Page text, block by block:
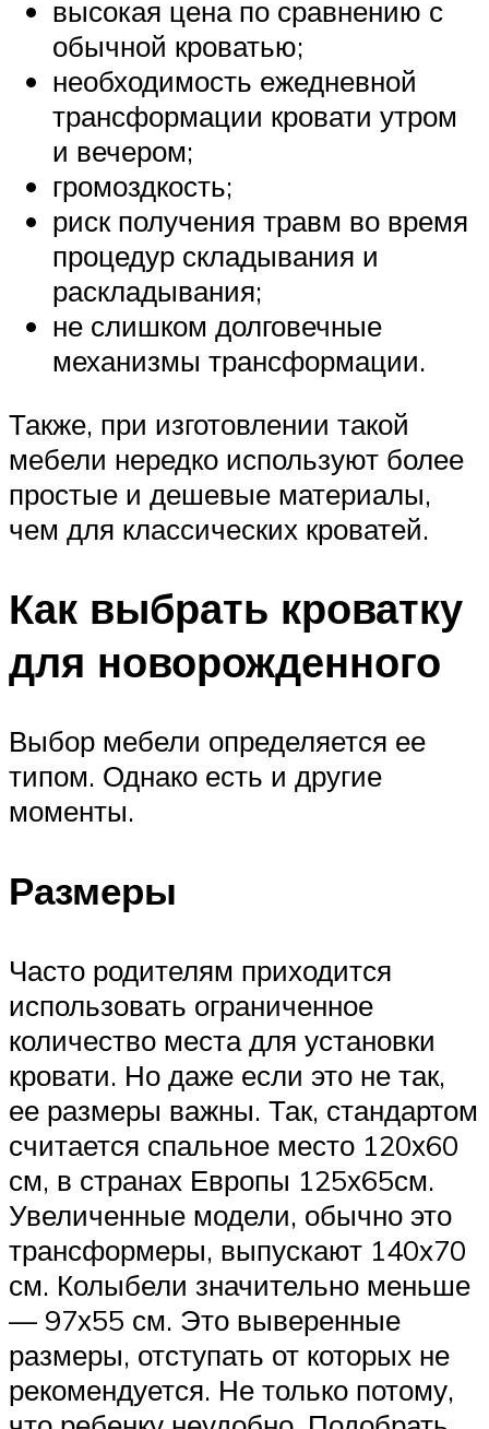
высокая цена по сравнению с
обычной кроватью;
необходимость ежедневной
трансформации кровати утром
и вечером;
громоздкость;
риск получения травм во время
процедур складывания и
раскладывания;
не слишком долговечные
механизмы трансформации.
Также, при изготовлении такой
мебели нередко используют более
простые и дешевые материалы,
чем для классических кроватей.
Как выбрать кроватку
для новорожденного
Выбор мебели определяется ее
типом. Однако есть и другие
моменты.
Размеры
Часто родителям приходится
использовать ограниченное
количество места для установки
кровати. Но даже если это не так,
ее размеры важны. Так, стандартом
считается спальное место 120х60
см, в странах Европы 125х65см.
Увеличенные модели, обычно это
трансформеры, выпускают 140х70
см. Колыбели значительно меньше
— 97х55 см. Это выверенные
размеры, отступать от которых не
рекомендуется. Не только потому,